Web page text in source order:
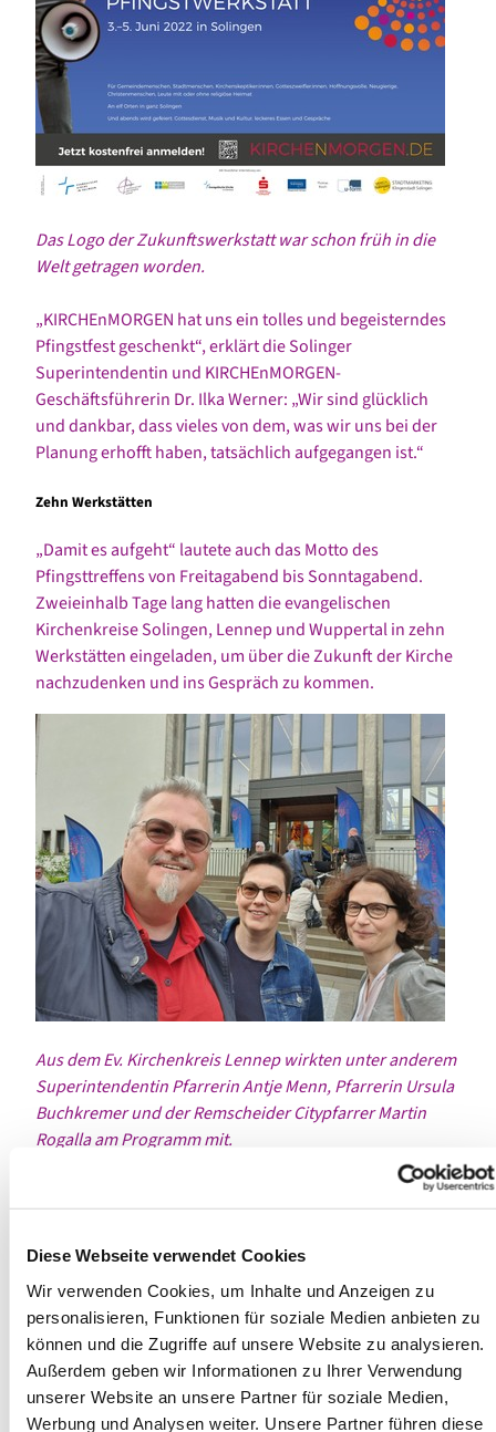
Diese Webseite verwendet Cookies
Wir verwenden Cookies, um Inhalte und Anzeigen zu
personalisieren, Funktionen für soziale Medien anbieten zu
können und die Zugriffe auf unsere Website zu analysieren.
Außerdem geben wir Informationen zu Ihrer Verwendung
unserer Website an unsere Partner für soziale Medien,
Werbung und Analysen weiter. Unsere Partner führen diese
Das Logo der Zukunftswerkstatt war schon früh in die
Welt getragen worden.
„KIRCHEnMORGEN hat uns ein tolles und begeisterndes
Pfingstfest geschenkt“, erklärt die Solinger
Superintendentin und KIRCHEnMORGEN-
Geschäftsführerin Dr. Ilka Werner: „Wir sind glücklich
und dankbar, dass vieles von dem, was wir uns bei der
Planung erhofft haben, tatsächlich aufgegangen ist.“
Zehn Werkstätten
„Damit es aufgeht“ lautete auch das Motto des
Pfingsttreffens von Freitagabend bis Sonntagabend.
Zweieinhalb Tage lang hatten die evangelischen
Kirchenkreise Solingen, Lennep und Wuppertal in zehn
Werkstätten eingeladen, um über die Zukunft der Kirche
nachzudenken und ins Gespräch zu kommen.
Aus dem Ev. Kirchenkreis Lennep wirkten unter anderem
Superintendentin Pfarrerin Antje Menn, Pfarrerin Ursula
Buchkremer und der Remscheider Citypfarrer Martin
Rogalla am Programm mit.
Bis zu 350 Menschen beteiligten sich an Orten im ganzen
Stadtgebiet an der Suche nach Ideen und Visionen für
Kirche, Gestaltung von Veränderungsprozessen,
Nachhaltigkeit, digitale kirchliche Gemeinschaften, Feste
feiern, Mitverantwortung für gesellschaftliche
Diskussionen waren einige der Themen, die in den
Werkstätten in Gemeindehäusern, im Ohligser
Konferenzzentrum ebbtron, in der Jugendbildungsstätte
Hackhauser Hof oder im Industriemuseum Merscheid auf